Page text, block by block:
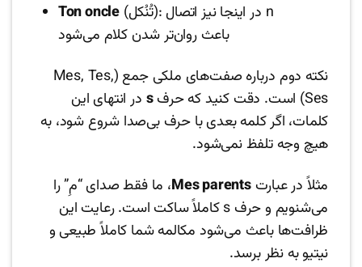
Ton oncle (تُنُکل): در اینجا نیز اتصال n
باعث روان‌تر شدن کلام می‌شود
نکته دوم درباره صفت‌های ملکی جمع (Mes, Tes,
Ses) است. دقت کنید که حرف
s در انتهای این
کلمات، اگر کلمه بعدی با حرف بی‌صدا شروع شود، به
هیچ وجه تلفظ نمی‌شود.
مثلاً در عبارتMes parents، ما فقط صدای “مِ” را
می‌شنویم و حرف s کاملاً ساکت است. رعایت این
ظرافت‌ها باعث می‌شود مکالمه شما کاملاً طبیعی و
نیتیو به نظر برسد.